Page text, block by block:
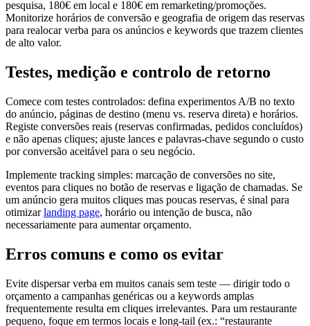
pesquisa, 180€ em local e 180€ em remarketing/promoções.
Monitorize horários de conversão e geografia de origem das reservas
para realocar verba para os anúncios e keywords que trazem clientes
de alto valor.
Testes, medição e controlo de retorno
Comece com testes controlados: defina experimentos A/B no texto
do anúncio, páginas de destino (menu vs. reserva direta) e horários.
Registe conversões reais (reservas confirmadas, pedidos concluídos)
e não apenas cliques; ajuste lances e palavras-chave segundo o custo
por conversão aceitável para o seu negócio.
Implemente tracking simples: marcação de conversões no site,
eventos para cliques no botão de reservas e ligação de chamadas. Se
um anúncio gera muitos cliques mas poucas reservas, é sinal para
otimizarlanding page, horário ou intenção de busca, não
necessariamente para aumentar orçamento.
Erros comuns e como os evitar
Evite dispersar verba em muitos canais sem teste — dirigir todo o
orçamento a campanhas genéricas ou a keywords amplas
frequentemente resulta em cliques irrelevantes. Para um restaurante
pequeno, foque em termos locais e long-tail (ex.: “restaurante